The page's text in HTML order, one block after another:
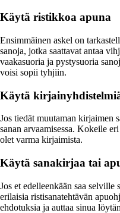
Käytä ristikkoa apuna
Ensimmäinen askel on
sanoja, jotka saattavat antaa
vaakasuoria ja pystysuoria
voisi sopii tyhjiin.
Käytä
Jos tiedät muutaman kirjaimen
sanan arvaamisessa. Kokeile
olet varma kirjaimista.
Käytä sanakirjaa tai
Jos et edelleenkään saa selville
erilaisia ristisanatehtävän
ehdotuksia ja auttaa sinua